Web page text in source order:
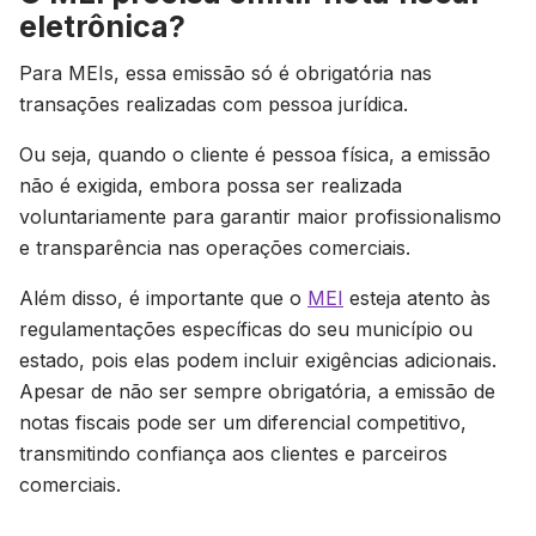
eletrônica?
Para MEIs, essa emissão só é obrigatória nas
transações realizadas com pessoa jurídica.
Ou seja, quando o cliente é pessoa física, a emissão
não é exigida, embora possa ser realizada
voluntariamente para garantir maior profissionalismo
e transparência nas operações comerciais.
Além disso, é importante que o MEI esteja atento às
regulamentações específicas do seu município ou
estado, pois elas podem incluir exigências adicionais.
Apesar de não ser sempre obrigatória, a emissão de
notas fiscais pode ser um diferencial competitivo,
transmitindo confiança aos clientes e parceiros
comerciais.